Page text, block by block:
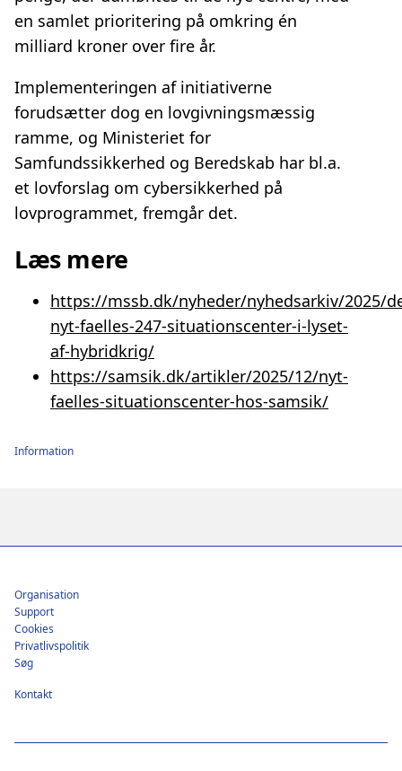
en samlet prioritering på omkring én
milliard kroner over fire år.
Implementeringen af initiativerne
forudsætter dog en lovgivningsmæssig
ramme, og Ministeriet for
Samfundssikkerhed og Beredskab har bl.a.
et lovforslag om cybersikkerhed på
lovprogrammet, fremgår det.
Læs mere
https://mssb.dk/nyheder/nyhedsarkiv/2025/
nyt-faelles-247-situationscenter-i-lyset-
af-hybridkrig/
https://samsik.dk/artikler/2025/12/nyt-
faelles-situationscenter-hos-samsik/
Information
Footer
Organisation
Support
Cookies
Privatlivspolitik
Søg
Kontakt